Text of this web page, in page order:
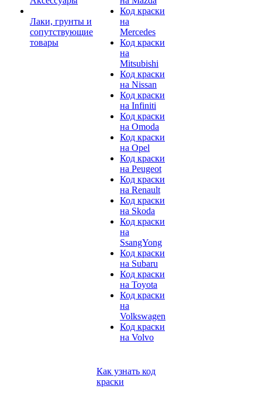
Лаки, грунты и
сопутствующие
товары
Код краски
на
Mercedes
Код краски
на
Mitsubishi
Код краски
на Nissan
Код краски
на Infiniti
Код краски
на Omoda
Код краски
на Opel
Код краски
на Peugeot
Код краски
на Renault
Код краски
на Skoda
Код краски
на
SsangYong
Код краски
на Subaru
Код краски
на Toyota
Код краски
на
Volkswagen
Код краски
на Volvo
Как узнать код
краски